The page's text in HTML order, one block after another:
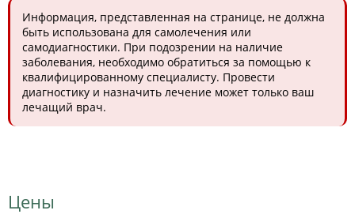
Информация, представленная на странице, не должна
быть использована для самолечения или
самодиагностики. При подозрении на наличие
заболевания, необходимо обратиться за помощью к
квалифицированному специалисту. Провести
диагностику и назначить лечение может только ваш
лечащий врач.
Цены